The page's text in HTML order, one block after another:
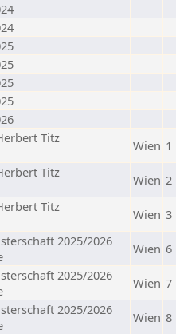
Titz
Wien 1
Titz
Wien 2
Titz
Wien 3
2025/2026
Wien 6
2025/2026
Wien 7
2025/2026
Wien 8